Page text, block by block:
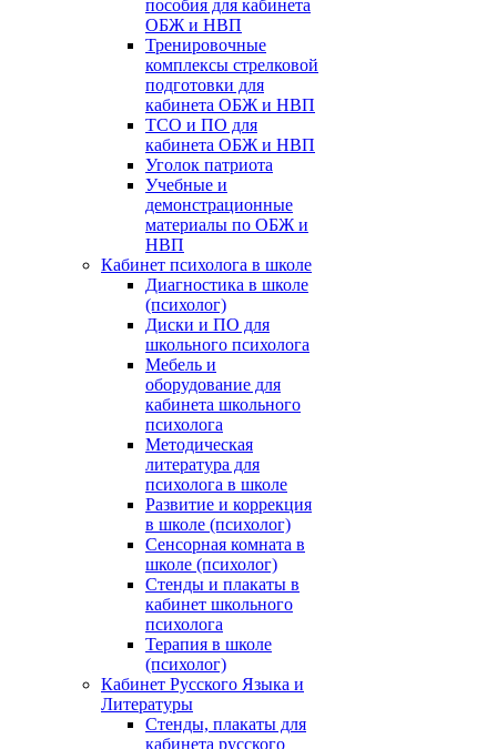
пособия для кабинета
ОБЖ и НВП
Тренировочные
комплексы стрелковой
подготовки для
кабинета ОБЖ и НВП
ТСО и ПО для
кабинета ОБЖ и НВП
Уголок патриота
Учебные и
демонстрационные
материалы по ОБЖ и
НВП
Кабинет психолога в школе
Диагностика в школе
(психолог)
Диски и ПО для
школьного психолога
Мебель и
оборудование для
кабинета школьного
психолога
Методическая
литература для
психолога в школе
Развитие и коррекция
в школе (психолог)
Сенсорная комната в
школе (психолог)
Стенды и плакаты в
кабинет школьного
психолога
Терапия в школе
(психолог)
Кабинет Русского Языка и
Литературы
Стенды, плакаты для
кабинета русского